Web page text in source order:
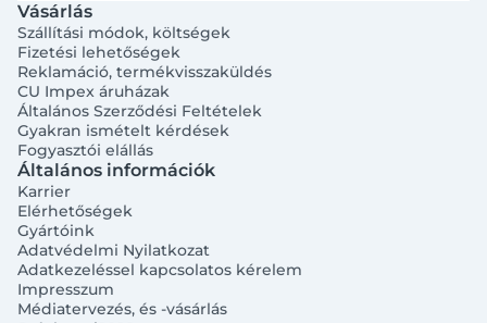
Vásárlás
Szállítási módok, költségek
Fizetési lehetőségek
Reklamáció, termékvisszaküldés
CU Impex áruházak
Általános Szerződési Feltételek
Gyakran ismételt kérdések
Fogyasztói elállás
Általános információk
Karrier
Elérhetőségek
Gyártóink
Adatvédelmi Nyilatkozat
Adatkezeléssel kapcsolatos kérelem
Impresszum
Médiatervezés, és -vásárlás